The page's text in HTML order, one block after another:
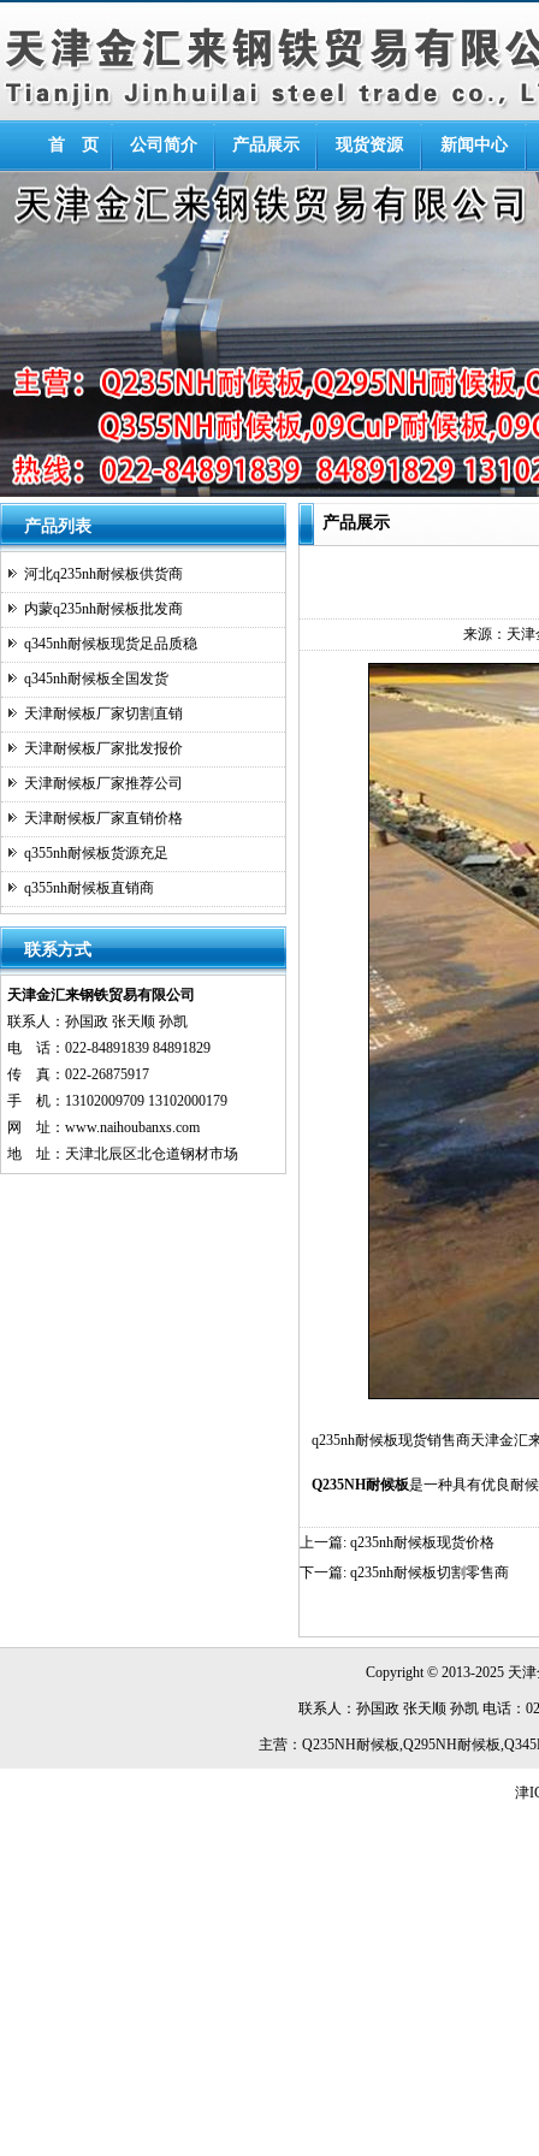
首 页 公司简介 产品展示 现货资源 新闻中心
产品列表
河北q235nh耐候板供货商
内蒙q235nh耐候板批发商
q345nh耐候板现货足品质稳
q345nh耐候板全国发货
天津耐候板厂家切割直销
天津耐候板厂家批发报价
天津耐候板厂家推荐公司
天津耐候板厂家直销价格
q355nh耐候板货源充足
q355nh耐候板直销商
联系方式
天津金汇来钢铁贸易有限公司
联系人：孙国政 张天顺 孙凯
电 话：022-84891839 84891829
传 真：022-26875917
手 机：13102009709 13102000179
网 址： www.naihoubanxs.com
地 址：天津北辰区北仓道钢材市场
产品展示
来源： 天
q235nh耐候板现货销售商天津金汇
Q235NH耐候板是一种具有优良耐
上一篇: q235nh耐候板现货价格
下一篇: q235nh耐候板切割零售商
Copyright © 2013-2025 天津
联系人：孙国政 张天顺 孙凯 电话：
主营：Q235NH耐候板,Q295NH耐候板
津